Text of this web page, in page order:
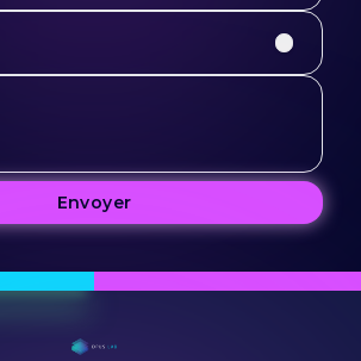
Envoyer